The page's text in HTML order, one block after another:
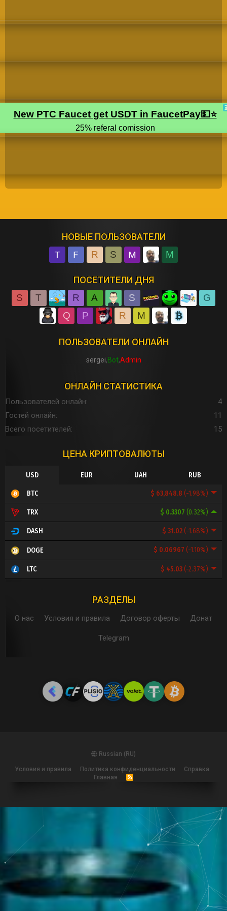
НОВЫЕ ПОЛЬЗОВАТЕЛИ
R S M
ПОСЕТИТЕЛИ ДНЯ
S T R A S
G
Q
P R M
ПОЛЬЗОВАТЕЛИ ОНЛАЙН
sergei Bot Admin
ОНЛАЙН СТАТИСТИКА
Пользователей онлайн
4
Гостей онлайн
11
Всего посетителей
15
ЦЕНА КРИПТОВАЛЮТЫ
USD EUR UAH RUB
$ 63,848.8 (-1.98%)
BTC
$ 0.3307 (0.32%)
TRX
$ 31.02(-1.68%)
DASH
$ 0.06967 (-1.10%)
DOGE
$ 45.03(-2.37%)
LTC
РАЗДЕЛЫ
О нас Условия и правила Договор оферты Донат
Telegram
Russian (RU)
Условия и правила Политика конфиденциальности
Справка
Главная
R